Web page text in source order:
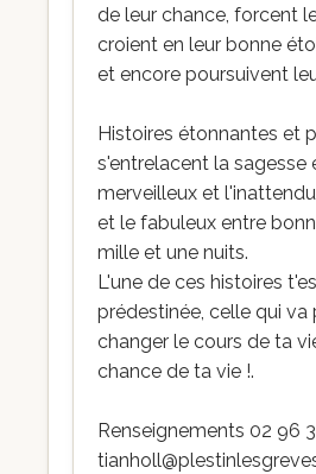
de leur chance, forcent
croient en leur bonne
et encore poursuivent
Histoires étonnantes et
s'entrelacent la sagesse
merveilleux et
et le fabuleux entre
mille et une nuits.
L'une de ces histoires
prédestinée, celle qui
changer le cours de ta
chance de ta vie !.
Renseignements 02 96